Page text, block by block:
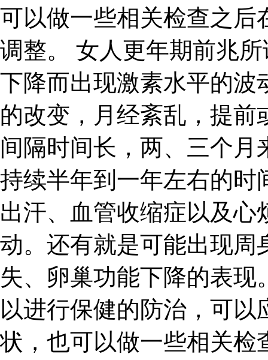
可以做一些相关检查之后
调整。 女人更年期前兆
下降而出现激素水平的波
的改变，月经紊乱，提
间隔时间长，两、三个
持续半年到一年左右的时
出汗、血管收缩症以及
动。还有就是可能出现周
失、卵巢功能下降的表
以进行保健的防治，可
状，也可以做一些相关检